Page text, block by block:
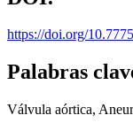
https://doi.org/
Palabras
Válvula aórtica,